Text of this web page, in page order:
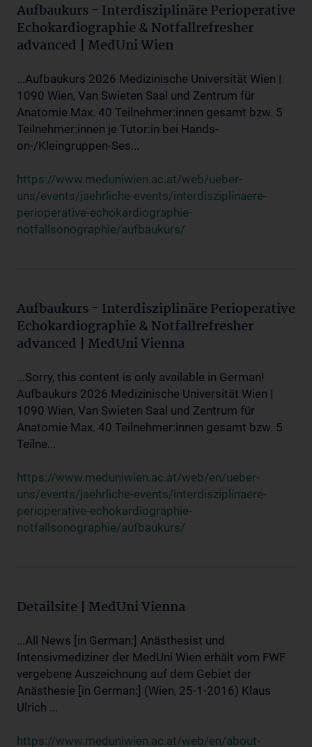
Aufbaukurs - Interdisziplinäre Perioperative
Echokardiographie & Notfallrefresher
advanced | MedUni Wien
...Aufbaukurs 2026 Medizinische Universität Wien |
1090 Wien, Van Swieten Saal und Zentrum für
Anatomie Max. 40 Teilnehmer:innen gesamt bzw. 5
Teilnehmer:innen je Tutor:in bei Hands-
on-/Kleingruppen-Ses...
https://www.meduniwien.ac.at/web/ueber-
uns/events/jaehrliche-events/interdisziplinaere-
perioperative-echokardiographie-
notfallsonographie/aufbaukurs/
Aufbaukurs - Interdisziplinäre Perioperative
Echokardiographie & Notfallrefresher
advanced | MedUni Vienna
...Sorry, this content is only available in German!
Aufbaukurs 2026 Medizinische Universität Wien |
1090 Wien, Van Swieten Saal und Zentrum für
Anatomie Max. 40 Teilnehmer:innen gesamt bzw. 5
Teilne...
https://www.meduniwien.ac.at/web/en/ueber-
uns/events/jaehrliche-events/interdisziplinaere-
perioperative-echokardiographie-
notfallsonographie/aufbaukurs/
Detailsite | MedUni Vienna
...All News [in German:] Anästhesist und
Intensivmediziner der MedUni Wien erhält vom FWF
vergebene Auszeichnung auf dem Gebiet der
Anästhesie [in German:] (Wien, 25-1-2016) Klaus
Ulrich ...
https://www.meduniwien.ac.at/web/en/about-